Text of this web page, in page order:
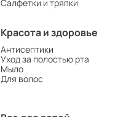
Салфетки и тряпки
Красота и здоровье
Антисептики
Уход за полостью рта
Мыло
Для волос